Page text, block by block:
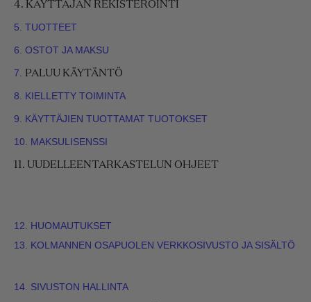
4. KÄYTTÄJÄN REKISTERÖINTI
5. TUOTTEET
6. OSTOT JA MAKSU
7. PALUU KÄYTÄNTÖ
8. KIELLETTY TOIMINTA
9. KÄYTTÄJIEN TUOTTAMAT TUOTOKSET
10. MAKSULISENSSI
11. UUDELLEENTARKASTELUN OHJEET
12. HUOMAUTUKSET
13. KOLMANNEN OSAPUOLEN VERKKOSIVUSTO JA SISÄLTÖ
14. SIVUSTON HALLINTA